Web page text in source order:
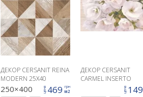
ДЕКОР CERSANIT REINA
MODERN 25X40
250×400 цена 469 грн
м2
ДЕКОР CERSANIT
CARMEL INSERTO
цена 149